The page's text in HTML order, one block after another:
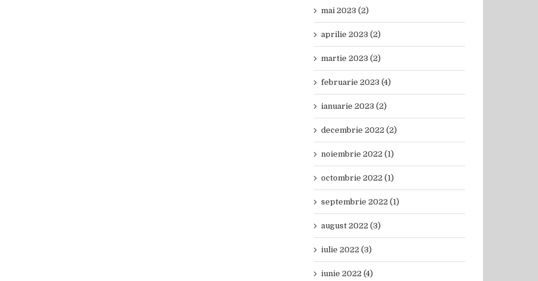
mai 2023 (2)
aprilie 2023 (2)
martie 2023 (2)
februarie 2023 (4)
ianuarie 2023 (2)
decembrie 2022 (2)
noiembrie 2022 (1)
octombrie 2022 (1)
septembrie 2022 (1)
august 2022 (3)
iulie 2022 (3)
iunie 2022 (4)